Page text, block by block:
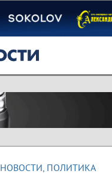
НОВОСТИ, ПОЛИТИКА